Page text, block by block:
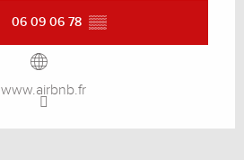
06 09 06 78 ▒▒
www.airbnb.fr